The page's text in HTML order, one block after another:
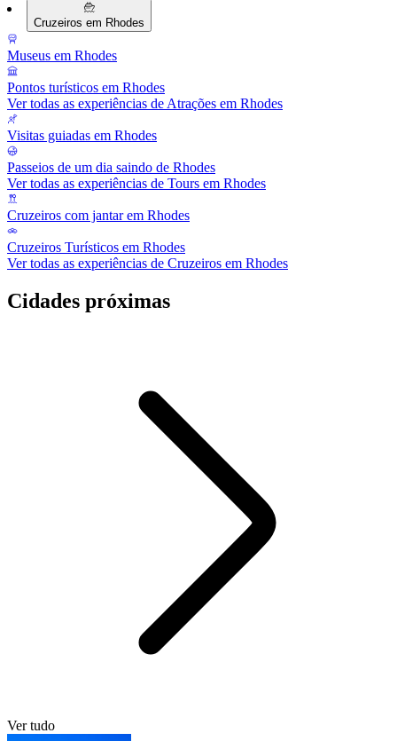
Cruzeiros em Rhodes
Museus em Rhodes
Pontos turísticos em Rhodes
Ver todas as experiências de Atrações em Rhodes
Visitas guiadas em Rhodes
Passeios de um dia saindo de Rhodes
Ver todas as experiências de Tours em Rhodes
Cruzeiros com jantar em Rhodes
Cruzeiros Turísticos em Rhodes
Ver todas as experiências de Cruzeiros em Rhodes
Cidades próximas
Ver tudo